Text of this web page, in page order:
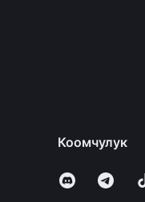
Коомчулук